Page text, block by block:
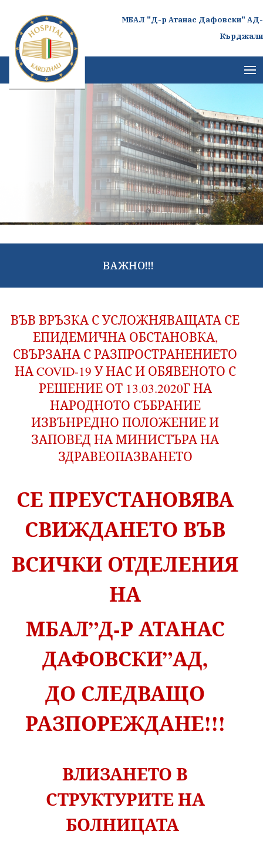
МБАЛ "Д-р Атанас Дафовски" АД-
Кърджали
ВАЖНО!!!
ВЪВ ВРЪЗКА С УСЛОЖНЯВАЩАТА СЕ
ЕПИДЕМИЧНА ОБСТАНОВКА,
СВЪРЗАНА С РАЗПРОСТРАНЕНИЕТО
НА COVID-19 У НАС И ОБЯВЕНОТО С
РЕШЕНИЕ ОТ 13.03.2020Г НА
НАРОДНОТО СЪБРАНИЕ
ИЗВЪНРЕДНО ПОЛОЖЕНИЕ И
ЗАПОВЕД НА МИНИСТЪРА НА
ЗДРАВЕОПАЗВАНЕТО
СЕ ПРЕУСТАНОВЯВА
СВИЖДАНЕТО ВЪВ
ВСИЧКИ ОТДЕЛЕНИЯ
НА
МБАЛ”Д-Р АТАНАС
ДАФОВСКИ”АД,
ДО СЛЕДВАЩО
РАЗПОРЕЖДАНЕ!!!
ВЛИЗАНЕТО В
СТРУКТУРИТЕ НА
БОЛНИЦАТА